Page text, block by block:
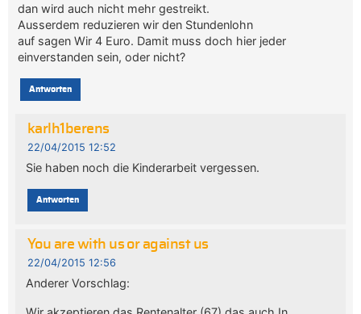
dan wird auch nicht mehr gestreikt.
Ausserdem reduzieren wir den Stundenlohn
auf sagen Wir 4 Euro. Damit muss doch hier jeder
einverstanden sein, oder nicht?
Antworten
karlh1berens
22/04/2015 12:52
Sie haben noch die Kinderarbeit vergessen.
Antworten
You are with us or against us
22/04/2015 12:56
Anderer Vorschlag: